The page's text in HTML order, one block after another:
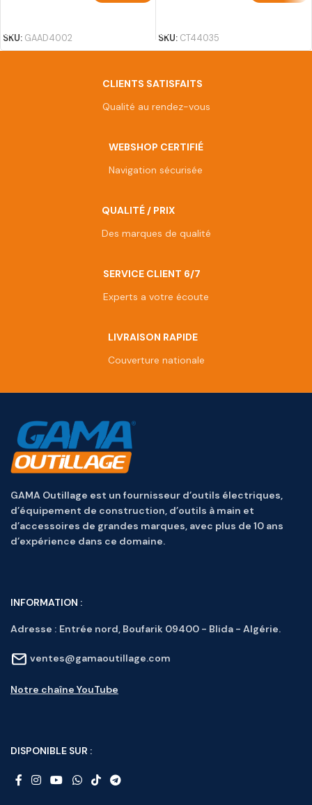
SKU: GAAD4002 SKU: CT44035
CLIENTS SATISFAITS
Qualité au rendez-vous
WEBSHOP CERTIFIÉ
Navigation sécurisée
QUALITÉ / PRIX
Des marques de qualité
SERVICE CLIENT 6/7
Experts a votre écoute
LIVRAISON RAPIDE
Couverture nationale
GAMA Outillage est un fournisseur d’outils électriques,
d’équipement de construction, d’outils à main et
d’accessoires de grandes marques, avec plus de 10 ans
d’expérience dans ce domaine.
INFORMATION :
Adresse : Entrée nord, Boufarik 09400 - Blida - Algérie.
ventes@gamaoutillage.com
Notre chaîne YouTube
DISPONIBLE SUR :